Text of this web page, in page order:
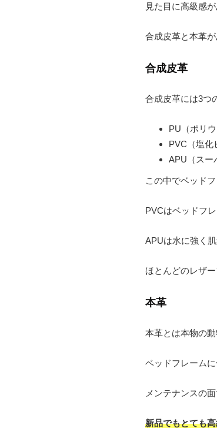
見た目に高級感が
合成皮革と本革
合成皮革
合成皮革には3つ
PU（ポリウ
PVC（塩化
APU（スー
この中でベッド
PVCはベッドフ
APUは水に強く
ほとんどのレザ
本革
本革とは本物の
ベッドフレーム
メンテナンスの
新品でもとても